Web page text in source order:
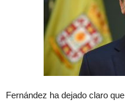
Fernández ha dejado claro